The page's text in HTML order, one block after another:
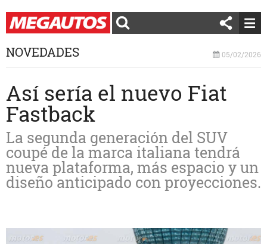
NOVEDADES 05/02/2026
Así sería el nuevo Fiat
Fastback
La segunda generación del SUV
coupé de la marca italiana tendrá
nueva plataforma, más espacio y un
diseño anticipado con proyecciones.